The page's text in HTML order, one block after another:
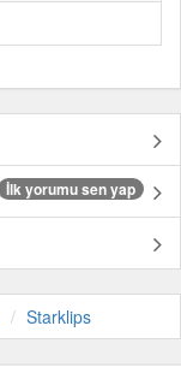
İlk yorumu sen yap
Starklips